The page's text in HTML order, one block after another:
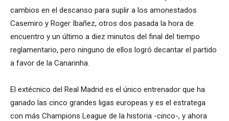
cambios en el descanso para suplir a los amonestados
Casemiro y Roger Ibañez, otros dos pasada la hora de
encuentro y un último a diez minutos del final del tiempo
reglamentario, pero ninguno de ellos logró decantar el partido
a favor de la Canarinha.
El extécnico del Real Madrid es el único entrenador que ha
ganado las cinco grandes ligas europeas y es el estratega
con más Champions League de la historia -cinco-, y ahora